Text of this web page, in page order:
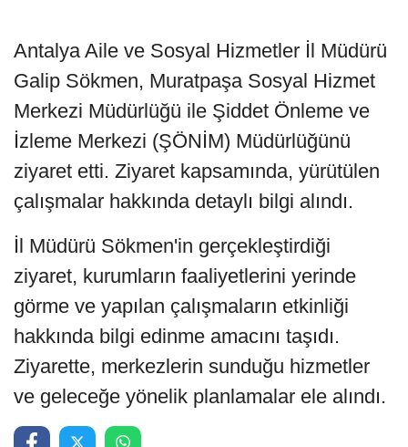
Antalya Aile ve Sosyal Hizmetler İl Müdürü
Galip Sökmen, Muratpaşa Sosyal Hizmet
Merkezi Müdürlüğü ile Şiddet Önleme ve
İzleme Merkezi (ŞÖNİM) Müdürlüğünü
ziyaret etti. Ziyaret kapsamında, yürütülen
çalışmalar hakkında detaylı bilgi alındı.
İl Müdürü Sökmen'in gerçekleştirdiği
ziyaret, kurumların faaliyetlerini yerinde
görme ve yapılan çalışmaların etkinliği
hakkında bilgi edinme amacını taşıdı.
Ziyarette, merkezlerin sunduğu hizmetler
ve geleceğe yönelik planlamalar ele alındı.